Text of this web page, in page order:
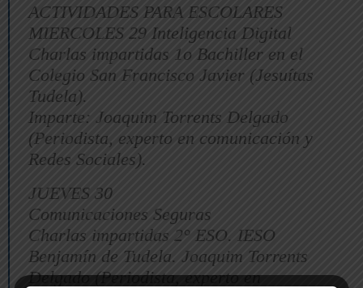
ACTIVIDADES PARA ESCOLARES
MIERCOLES 29 Inteligencia Digital
Charlas impartidas 1o Bachiller en el
Colegio San Francisco Javier (Jesuítas
Tudela).
Imparte: Joaquim Torrents Delgado
(Periodista, experto en comunicación y
Redes Sociales).
JUEVES 30
Comunicaciones Seguras
Charlas impartidas 2° ESO. IESO
Benjamín de Tudela. Joaquim Torrents
Delgado (Periodista, experto en